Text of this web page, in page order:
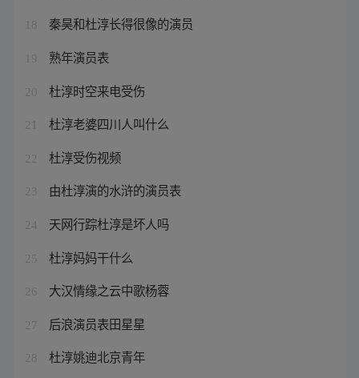
18 秦昊和杜淳长得很像的演员
19 熟年演员表
20 杜淳时空来电受伤
21 杜淳老婆四川人叫什么
22 杜淳受伤视频
23 由杜淳演的水浒的演员表
24 天网行踪杜淳是坏人吗
25 杜淳妈妈干什么
26 大汉情缘之云中歌杨蓉
27 后浪演员表田星星
28 杜淳姚迪北京青年